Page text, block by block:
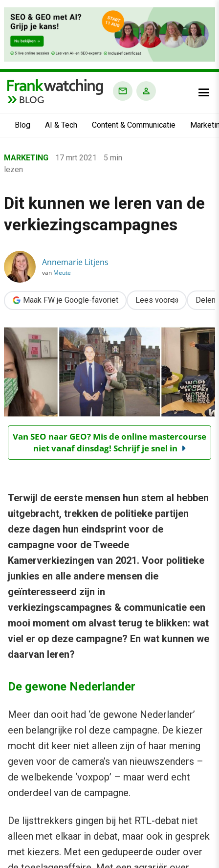
BLOG
Blog AI & Tech Content & Communicatie
›
Marketing
›
MARKETING 17 mrt 2021
5 min
lezen
Dit kunnen we leren van de
verkiezingscampagnes
Annemarie Litjens
van Meute
Maak FW je Google-favoriet Lees voor Delen
Van SEO naar GEO? Mis de online mastercourse
niet vanaf dinsdag! Schrijf je snel in
Terwijl de eerste mensen hun stem al hebben
uitgebracht, trekken de politieke partijen
deze dagen hun eindsprint voor de
campagne voor de Tweede
Kamerverkiezingen van 2021. Voor politieke
junkies en alle andere mensen die
geïnteresseerd zijn in
verkiezingscampagnes & communicatie een
mooi moment om alvast terug te blikken: wat
viel er op deze campagne? En wat kunnen we
daarvan leren?
De gewone Nederlander
Meer dan ooit had ‘de gewone Nederlander’
een belangrijke rol deze campagne. De kiezer
mocht dit keer niet alleen zijn of haar mening
geven voor de camera’s van nieuwszenders –
de welbekende ‘voxpop’ – maar werd echt
onderdeel van de campagne.
De lijsttrekkers gingen bij het RTL-debat niet
alleen met elkaar in debat, maar ook in gesprek
met kiezers. Met een gedupeerde ouder over